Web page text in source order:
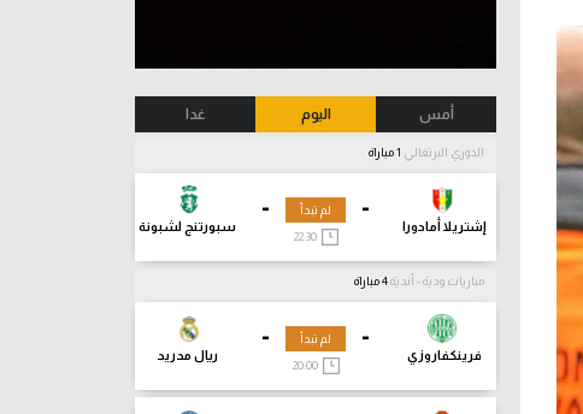
أمس اليوم غدا
الدوري البرتغالي
-
إشتريلا أمادورا
-
سبورتنج لشبونة
لم تبدأ
22:30
مباريات ودية - أندية
-
فرينكفاروزي
-
ريال مدريد
لم تبدأ
20:00